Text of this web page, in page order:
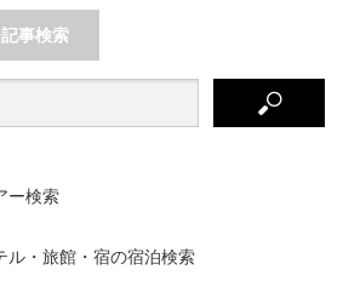
事検索
ー検索
ル・旅館・宿の宿泊検索